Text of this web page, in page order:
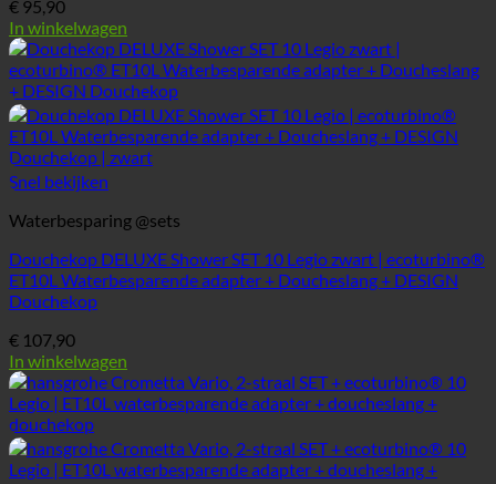
€ 95,90
In winkelwagen
Snel bekijken
Waterbesparing @sets
Douchekop DELUXE Shower SET 10 Legio zwart | ecoturbino®
ET10L Waterbesparende adapter + Doucheslang + DESIGN
Douchekop
€ 107,90
In winkelwagen